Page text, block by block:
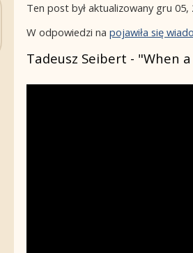
Ten post był aktualizowany gru 05,
W odpowiedzi napojawiła się
Tadeusz Seibert - "When